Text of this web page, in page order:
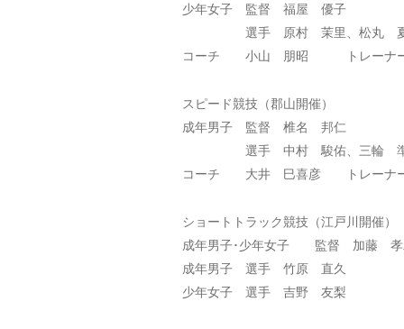
少年女子 監督 福屋 優子
選手 原村 茉里、松丸 夏未
コーチ 小山 朋昭 トレー
スピード競技（郡山開催）
成年男子 監督 椎名 邦仁
選手 中村 駿佑、三輪 準也
コーチ 大井 巳喜彦 トレーナ
ショートトラック競技（江戸川開催）
成年男子･少年女子 監督 加藤 孝
成年男子 選手 竹原 直久
少年女子 選手 吉野 友梨